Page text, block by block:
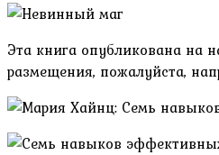
Эта книга опубликована на
размещения, пожалуйста,